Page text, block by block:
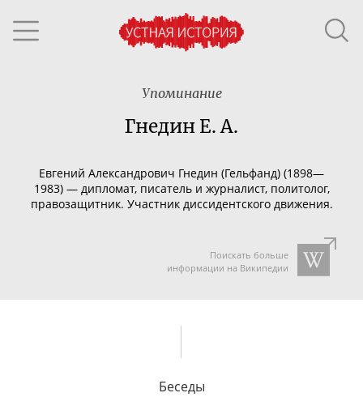
Упоминание
Гнедин Е. А.
Евгений Александрович Гнедин (Гельфанд) (1898—
1983) — дипломат, писатель и журналист, политолог,
правозащитник. Участник диссидентского движения.
Поискать больше
информации на Википедии
Беседы